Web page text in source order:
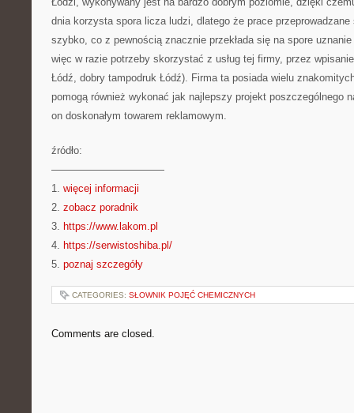
dnia korzysta spora licza ludzi, dlatego że prace przeprowadzane
szybko, co z pewnością znacznie przekłada się na spore
więc w razie potrzeby skorzystać z usług tej firmy, przez
Łódź, dobry tampodruk Łódź). Firma ta posiada wielu
pomogą również wykonać jak najlepszy projekt poszczególnego
on doskonałym towarem reklamowym.
źródło:
———————————
1. więcej informacji
2. zobacz poradnik
3. https://www.lakom.pl
4. https://serwistoshiba.pl/
5. poznaj szczegóły
CATEGORIES: SŁOWNIK POJĘĆ CHEMICZNYCH
Comments are closed.